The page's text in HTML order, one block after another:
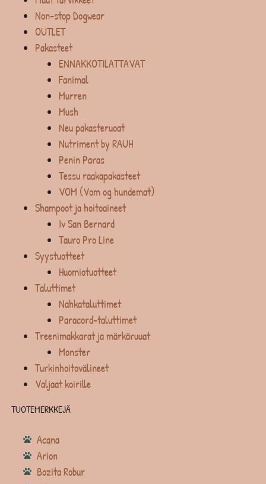
Non-stop Dogwear
OUTLET
Pakasteet
ENNAKKOTILATTAVAT
Fanimal
Murren
Mush
Neu pakasteruoat
Nutriment by RAUH
Penin Paras
Tessu raakapakasteet
VOM (Vom og hundemat)
Shampoot ja hoitoaineet
Iv San Bernard
Tauro Pro Line
Syystuotteet
Huomiotuotteet
Taluttimet
Nahkataluttimet
Paracord-taluttimet
Treenimakkarat ja märkäruuat
Monster
Turkinhoitovälineet
Valjaat koirille
TUOTEMERKKEJÄ
Acana
Arion
Bozita Robur